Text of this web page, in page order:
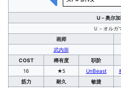
U－奥尔
Ｕ－オルガ
画师
武内崇
COST
稀有度 职阶
16
★5 UnBeast
筋力
耐久 敏捷